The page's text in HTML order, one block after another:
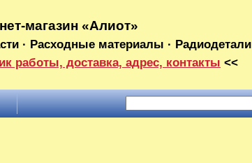
магазин «Алиот»
· Расходные материалы · Радиодетали
работы, доставка, адрес, контакты <<